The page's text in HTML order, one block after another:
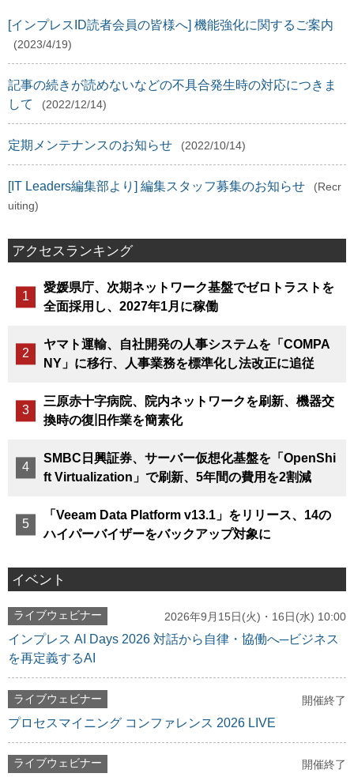
[インプレスID読者会員の皆様へ] 機能強化に関するご案内
(2023/4/19)
記事の続きが読めないなどの不具合発生時の対応につきま
して
(2022/12/14)
定期メンテナンスのお知らせ (2022/10/14)
[IT Leaders編集部より] 編集スタッフ募集のお知らせ
(Recr
uiting)
アクセスランキング
愛媛県庁、次期ネットワーク基盤でゼロトラストを
全面採用し、2027年1月に稼働
ヤマト運輸、自社開発の人事システムを「COMPA
NY」に移行、人事業務を標準化し法改正に追従
三原赤十字病院、院内ネットワークを刷新、機器交
換時の復旧作業を簡素化
SMBC日興証券、サーバー仮想化基盤を「OpenShi
ft Virtualization」で刷新、5年間の費用を2割減
「Veeam Data Platform v13.1」をリリース、14の
ハイパーバイザーをバックアップ対象に
イベント
ライブウェビナー 2026年9月15日(火)・16日(水) 10:00
インプレス AI Days 2026 対話から自律・協働へ─ビジネス
を再定義するAI
ライブウェビナー 開催終了
プロセスマイニング コンファレンス 2026 LIVE
ライブウェビナー 開催終了